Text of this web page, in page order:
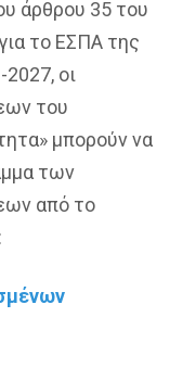
άρθρου 35 του
το ΕΣΠΑ της
οι
του
μπορούν να
των
από το